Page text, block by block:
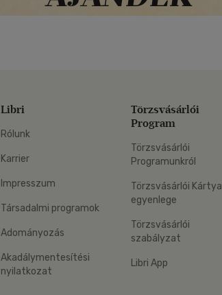
Libri
Rólunk
Karrier
Impresszum
Társadalmi programok
Adományozás
Akadálymentesítési
nyilatkozat
Törzsvásárlói
Program
Törzsvásárlói
Programunkról
Törzsvásárlói Kártya
egyenlege
Törzsvásárlói
szabályzat
Libri App